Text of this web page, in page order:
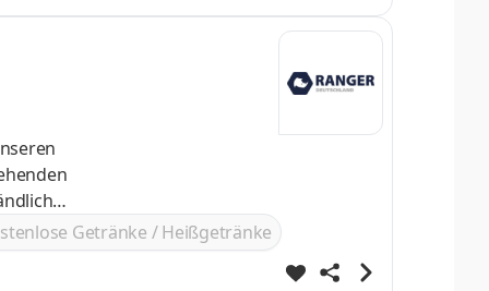
Getränke / Heißgetränke